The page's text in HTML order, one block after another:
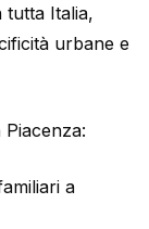
tutta Italia,
urbane e
a